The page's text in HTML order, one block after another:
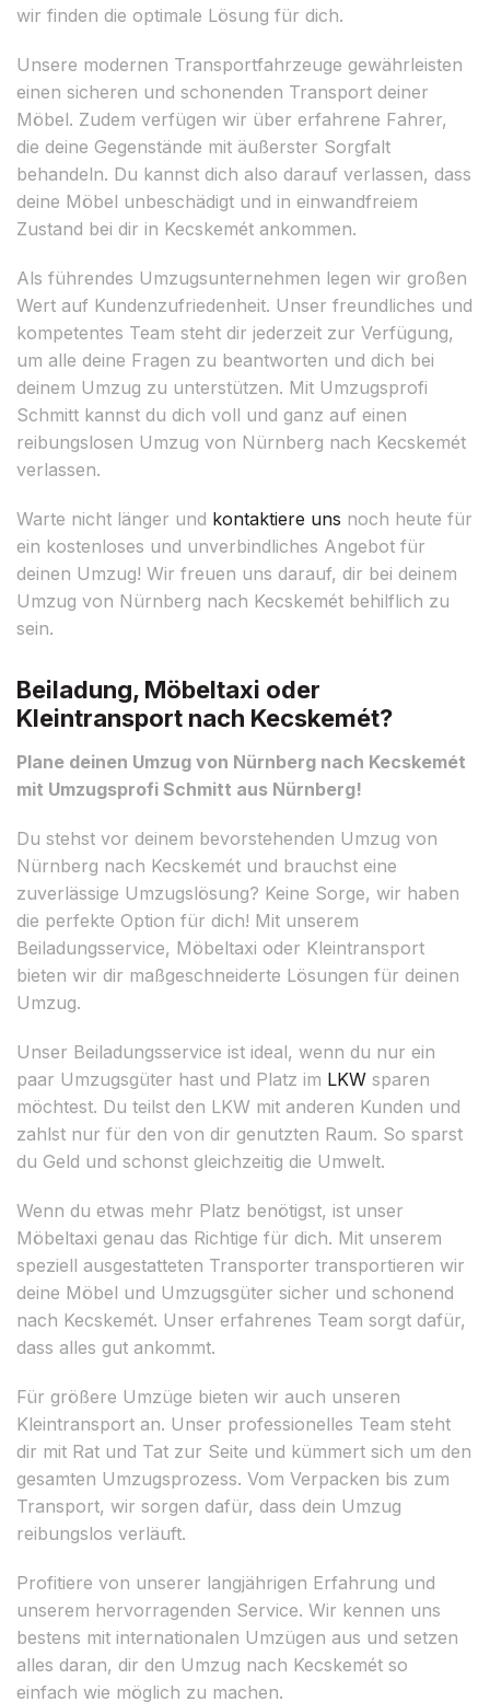
wir finden die optimale Lösung für dich.
Unsere modernen Transportfahrzeuge gewährleisten
einen sicheren und schonenden Transport deiner
Möbel. Zudem verfügen wir über erfahrene Fahrer,
die deine Gegenstände mit äußerster Sorgfalt
behandeln. Du kannst dich also darauf verlassen, dass
deine Möbel unbeschädigt und in einwandfreiem
Zustand bei dir in Kecskemét ankommen.
Als führendes Umzugsunternehmen legen wir großen
Wert auf Kundenzufriedenheit. Unser freundliches und
kompetentes Team steht dir jederzeit zur Verfügung,
um alle deine Fragen zu beantworten und dich bei
deinem Umzug zu unterstützen. Mit Umzugsprofi
Schmitt kannst du dich voll und ganz auf einen
reibungslosen Umzug von Nürnberg nach Kecskemét
verlassen.
Warte nicht länger und kontaktiere uns noch heute für
ein kostenloses und unverbindliches Angebot für
deinen Umzug! Wir freuen uns darauf, dir bei deinem
Umzug von Nürnberg nach Kecskemét behilflich zu
sein.
Beiladung, Möbeltaxi oder
Kleintransport nach Kecskemét?
Plane deinen Umzug von Nürnberg nach Kecskemét
mit Umzugsprofi Schmitt aus Nürnberg!
Du stehst vor deinem bevorstehenden Umzug von
Nürnberg nach Kecskemét und brauchst eine
zuverlässige Umzugslösung? Keine Sorge, wir haben
die perfekte Option für dich! Mit unserem
Beiladungsservice, Möbeltaxi oder Kleintransport
bieten wir dir maßgeschneiderte Lösungen für deinen
Umzug.
Unser Beiladungsservice ist ideal, wenn du nur ein
paar Umzugsgüter hast und Platz im LKW sparen
möchtest. Du teilst den LKW mit anderen Kunden und
zahlst nur für den von dir genutzten Raum. So sparst
du Geld und schonst gleichzeitig die Umwelt.
Wenn du etwas mehr Platz benötigst, ist unser
Möbeltaxi genau das Richtige für dich. Mit unserem
speziell ausgestatteten Transporter transportieren wir
deine Möbel und Umzugsgüter sicher und schonend
nach Kecskemét. Unser erfahrenes Team sorgt dafür,
dass alles gut ankommt.
Für größere Umzüge bieten wir auch unseren
Kleintransport an. Unser professionelles Team steht
dir mit Rat und Tat zur Seite und kümmert sich um den
gesamten Umzugsprozess. Vom Verpacken bis zum
Transport, wir sorgen dafür, dass dein Umzug
reibungslos verläuft.
Profitiere von unserer langjährigen Erfahrung und
unserem hervorragenden Service. Wir kennen uns
bestens mit internationalen Umzügen aus und setzen
alles daran, dir den Umzug nach Kecskemét so
einfach wie möglich zu machen.